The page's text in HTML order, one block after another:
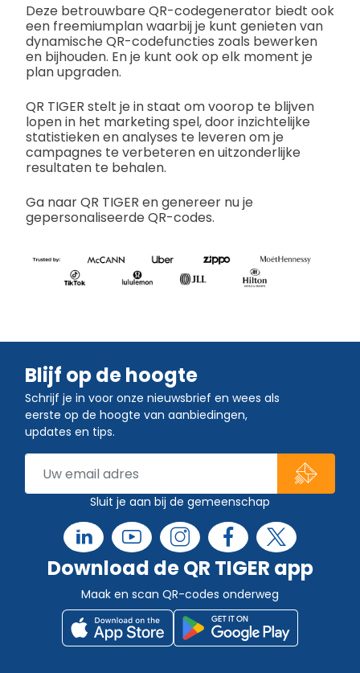
Deze betrouwbare QR-codegenerator biedt ook
een freemiumplan waarbij je kunt genieten van
dynamische QR-codefuncties zoals bewerken
en bijhouden. En je kunt ook op elk moment je
plan upgraden.
QR TIGER stelt je in staat om voorop te blijven
lopen in het marketing spel, door inzichtelijke
statistieken en analyses te leveren om je
campagnes te verbeteren en uitzonderlijke
resultaten te behalen.
Ga naar QR TIGER en genereer nu je
gepersonaliseerde QR-codes.
Blijf op de hoogte
Schrijf je in voor onze nieuwsbrief en wees als
eerste op de hoogte van aanbiedingen,
updates en tips.
Sluit je aan bij de gemeenschap
Download de QR TIGER app
Maak en scan QR-codes onderweg